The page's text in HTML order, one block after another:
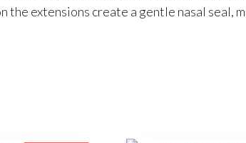
extensions create a gentle nasal seal,